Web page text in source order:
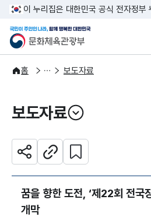
본문
주메
이 누리집은 대한민국 공식 전자정부
문화체육관광부
국민이 주인인 나
홈
알림·소식
보도·뉴스 보도자료
보도자료
열기
공유하기주소복사
관심 콘텐츠 설정하기
꿈을 향한 도전, ‘제22회 전국
개막